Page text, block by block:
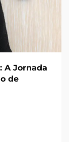
A Jornada
de